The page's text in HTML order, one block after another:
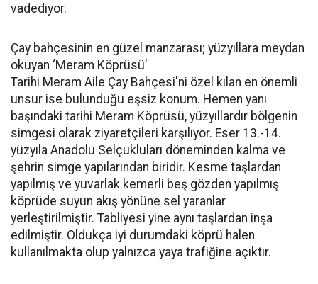
vadediyor.
Çay bahçesinin en güzel manzarası; yüzyıllara meydan
okuyan ‘Meram Köprüsü’
Tarihi Meram Aile Çay Bahçesi'ni özel kılan en önemli
unsur ise bulunduğu eşsiz konum. Hemen yanı
başındaki tarihi Meram Köprüsü, yüzyıllardır bölgenin
simgesi olarak ziyaretçileri karşılıyor. Eser 13.-14.
yüzyıla Anadolu Selçukluları döneminden kalma ve
şehrin simge yapılarından biridir. Kesme taşlardan
yapılmış ve yuvarlak kemerli beş gözden yapılmış
köprüde suyun akış yönüne sel yaranlar
yerleştirilmiştir. Tabliyesi yine aynı taşlardan inşa
edilmiştir. Oldukça iyi durumdaki köprü halen
kullanılmakta olup yalnızca yaya trafiğine açıktır.